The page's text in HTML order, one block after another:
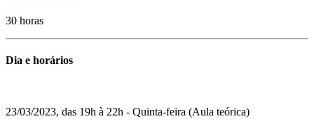
30 horas
Dia e horários
23/03/2023, das 19h à 22h - Quinta-feira (Aula teórica)